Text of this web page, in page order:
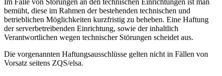
Im Falle von Störungen an den technischen Einrichtungen ist man
bemüht, diese im Rahmen der bestehenden technischen und
betrieblichen Möglichkeiten kurzfristig zu beheben. Eine Haftung
der serverbetreibenden Einrichtung, sowie der inhaltlich
Verantwortlichen wegen technischer Störungen scheidet aus.
Die vorgenannten Haftungsausschlüsse gelten nicht in Fällen von
Vorsatz seitens ZQS/elsa.